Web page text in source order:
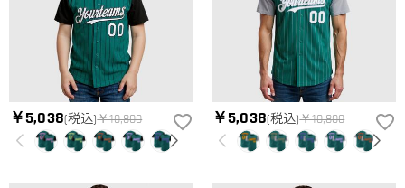
でお作りしており、予定作業時間は商品ページに記載しており
ます。 そしてご購入の際にお選び頂いた「配送方法」の選択
によって、お届け日数が異なります。詳細は配送について
でご確認ください。.
お客様が商品受け取り後、60日以内の未使用品の返品は可能で
す。受注生産品のため、返品は50%の返品手数料(材料費)が発
生致します。詳細は
キャンセル/返品についてまでご確認くだ
さい。.
￥5,038(税込)￥10,800 ￥5,038(税込)￥10,800